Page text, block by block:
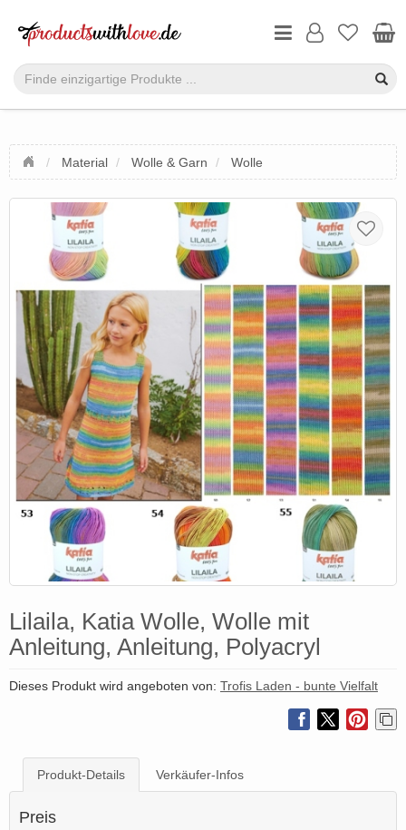
Material Wolle & Garn Wolle
Lilaila, Katia Wolle, Wolle mit
Anleitung, Anleitung, Polyacryl
Dieses Produkt wird angeboten von: Trofis Laden - bunte Vielfalt
Produkt-Details Verkäufer-Infos
Preis